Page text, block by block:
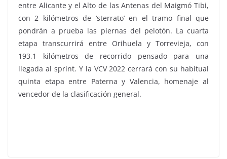
entre Alicante y el Alto de las Antenas del Maigmó Tibi,
con 2 kilómetros de ‘sterrato’ en el tramo final que
pondrán a prueba las piernas del pelotón. La cuarta
etapa transcurrirá entre Orihuela y Torrevieja, con
193,1 kilómetros de recorrido pensado para una
llegada al sprint. Y la VCV 2022 cerrará con su habitual
quinta etapa entre Paterna y Valencia, homenaje al
vencedor de la clasificación general.